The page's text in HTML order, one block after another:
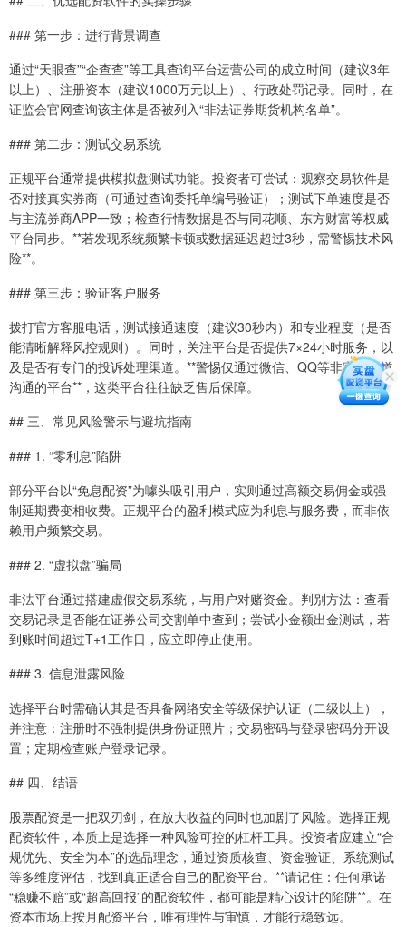
### 第一步：进行背景调查
通过“天眼查”“企查查”等工具查询平台运营公司的成立时间（建议3年
以上）、注册资本（建议1000万元以上）、行政处罚记录。同时，在
证监会官网查询该主体是否被列入“非法证券期货机构名单”。
### 第二步：测试交易系统
正规平台通常提供模拟盘测试功能。投资者可尝试：观察交易软件是
否对接真实券商（可通过查询委托单编号验证）；测试下单速度是否
与主流券商APP一致；检查行情数据是否与同花顺、东方财富等权威
平台同步。**若发现系统频繁卡顿或数据延迟超过3秒，需警惕技术风
险**。
### 第三步：验证客户服务
拨打官方客服电话，测试接通速度（建议30秒内）和专业程度（是否
能清晰解释风控规则）。同时，关注平台是否提供7×24小时服务，以
及是否有专门的投诉处理渠道。**警惕仅通过微信、QQ等非官方渠道
沟通的平台**，这类平台往往缺乏售后保障。
## 三、常见风险警示与避坑指南
### 1. “零利息”陷阱
部分平台以“免息配资”为噱头吸引用户，实则通过高额交易佣金或强
制延期费变相收费。正规平台的盈利模式应为利息与服务费，而非依
赖用户频繁交易。
### 2. “虚拟盘”骗局
非法平台通过搭建虚假交易系统，与用户对赌资金。判别方法：查看
交易记录是否能在证券公司交割单中查到；尝试小金额出金测试，若
到账时间超过T+1工作日，应立即停止使用。
### 3. 信息泄露风险
选择平台时需确认其是否具备网络安全等级保护认证（二级以上），
并注意：注册时不强制提供身份证照片；交易密码与登录密码分开设
置；定期检查账户登录记录。
## 四、结语
股票配资是一把双刃剑，在放大收益的同时也加剧了风险。选择正规
配资软件，本质上是选择一种风险可控的杠杆工具。投资者应建立“合
规优先、安全为本”的选品理念，通过资质核查、资金验证、系统测试
等多维度评估，找到真正适合自己的配资平台。**请记住：任何承诺
“稳赚不赔”或“超高回报”的配资软件，都可能是精心设计的陷阱**。在
资本市场上按月配资平台，唯有理性与审慎，才能行稳致远。